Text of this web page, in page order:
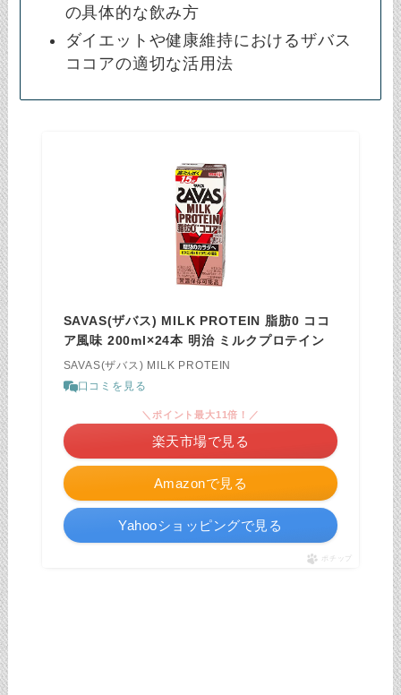
の具体的な飲み方
ダイエットや健康維持におけるザバス
ココアの適切な活用法
SAVAS(ザバス) MILK PROTEIN 脂肪0 ココ
ア風味 200ml×24本 明治 ミルクプロテイン
SAVAS(ザバス) MILK PROTEIN
口コミを見る
Amazonで見る
＼ポイント最大11倍！／
楽天市場で見る
Yahooショッピングで見る
ポチップ